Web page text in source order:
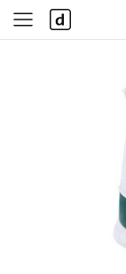
사
이
다
나
와